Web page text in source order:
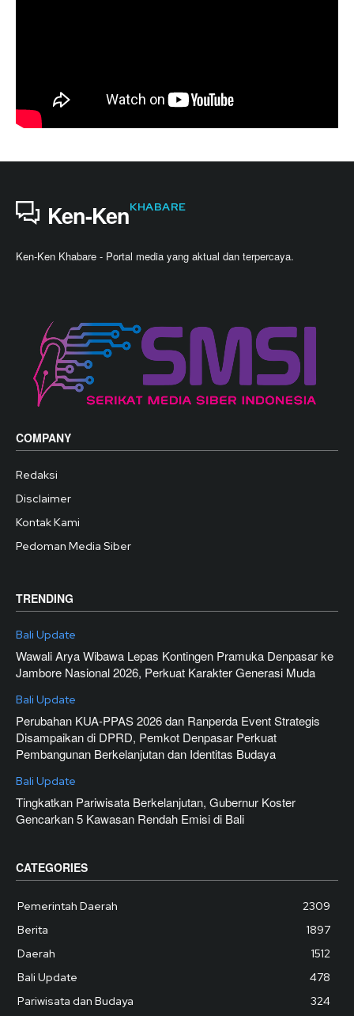
Ken-KenKHABARE
Ken-Ken Khabare - Portal media yang aktual dan terpercaya.
COMPANY
Redaksi
Disclaimer
Kontak Kami
Pedoman Media Siber
TRENDING
Bali Update
Wawali Arya Wibawa Lepas Kontingen Pramuka Denpasar ke
Jambore Nasional 2026, Perkuat Karakter Generasi Muda
Bali Update
Perubahan KUA-PPAS 2026 dan Ranperda Event Strategis
Disampaikan di DPRD, Pemkot Denpasar Perkuat
Pembangunan Berkelanjutan dan Identitas Budaya
Bali Update
Tingkatkan Pariwisata Berkelanjutan, Gubernur Koster
Gencarkan 5 Kawasan Rendah Emisi di Bali
CATEGORIES
Pemerintah Daerah
2309
Berita
1897
Daerah
1512
Bali Update
478
Pariwisata dan Budaya
324